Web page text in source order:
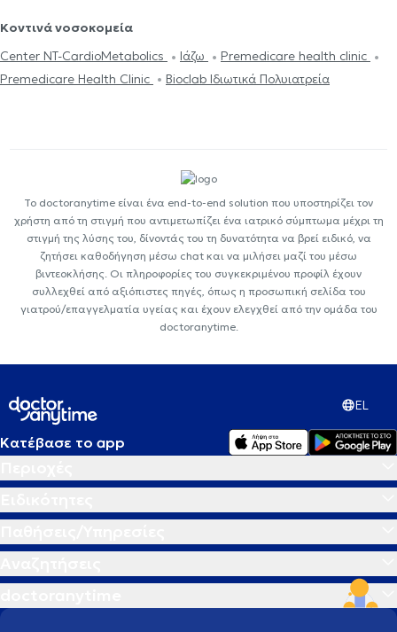
Κοντινά νοσοκομεία
Center NT-CardioMetabolics
Ιάζω
Premedicare health clinic
Premedicare Health Clinic
Bioclab Ιδιωτικά Πολυιατρεία
Το doctoranytime είναι ένα end-to-end solution που υποστηρίζει τον
χρήστη από τη στιγμή που αντιμετωπίζει ένα ιατρικό σύμπτωμα μέχρι τη
στιγμή της λύσης του, δίνοντάς του τη δυνατότητα να βρεί ειδικό, να
ζητήσει καθοδήγηση μέσω chat και να μιλήσει μαζί του μέσω
βιντεοκλήσης. Οι πληροφορίες του συγκεκριμένου προφίλ έχουν
συλλεχθεί από αξιόπιστες πηγές, όπως η προσωπική σελίδα του
γιατρού/επαγγελματία υγείας και έχουν ελεγχθεί από την ομάδα του
doctoranytime.
EL
Κατέβασε το app